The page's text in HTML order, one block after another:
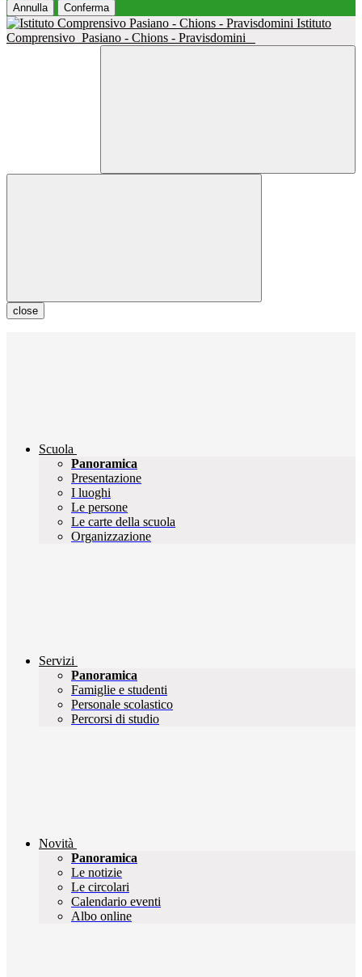
Annulla Conferma
Istituto
Comprensivo Pasiano - Chions - Pravisdomini
close
Scuola
Panoramica
Presentazione
I luoghi
Le persone
Le carte della scuola
Organizzazione
Servizi
Panoramica
Famiglie e studenti
Personale scolastico
Percorsi di studio
Novità
Panoramica
Le notizie
Le circolari
Calendario eventi
Albo online